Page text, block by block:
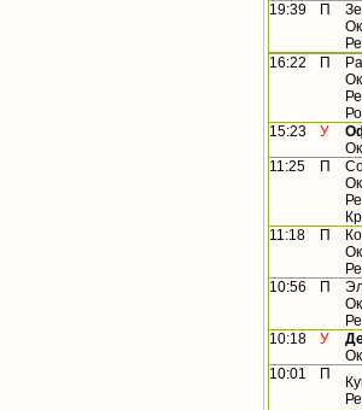
19:39
П
16:22
П
15:23
У
11:25
П
11:18
П
10:56
П
10:18
У
10:01
П